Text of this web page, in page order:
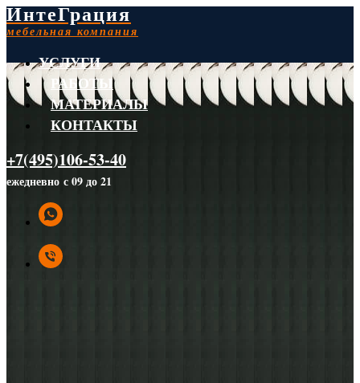
ИнтеГрация
мебельная компания
УСЛУГИ
РАБОТЫ
МАТЕРИАЛЫ
КОНТАКТЫ
+7(495)106-53-40
ежедневно с 09 до 21